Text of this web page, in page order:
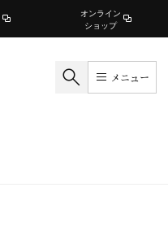
オンライン
ショップ
メニュー